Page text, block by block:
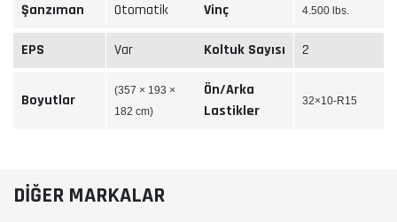
Şanzıman Otomatik Vinç 4.500 lbs.
EPS Var Koltuk Sayısı 2
Boyutlar
(357 × 193 ×
182 cm)
Ön/Arka
Lastikler
32×10-R15
DİĞER MARKALAR